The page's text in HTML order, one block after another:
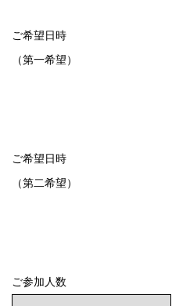
ご希望日時
（第一希望）
ご希望日時
（第二希望）
ご参加人数